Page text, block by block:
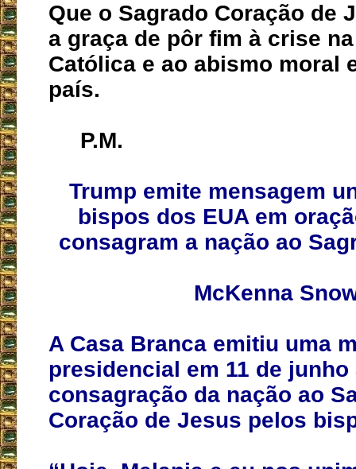
Que o Sagrado Coração de
a graça de pôr fim à crise
Católica e ao abismo moral
país.
P.M.
Trump emite mensagem
bispos dos EUA em
consagram a nação ao
McKenna
A Casa Branca emitiu uma
presidencial em 11 de junho
consagração da nação ao
Coração de Jesus pelos